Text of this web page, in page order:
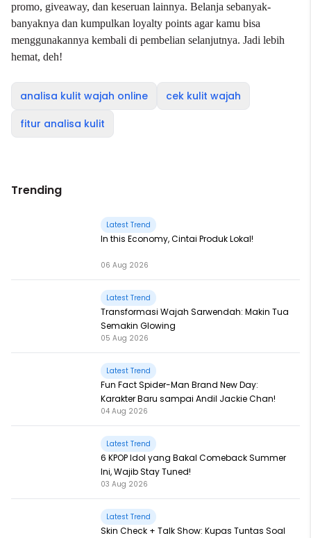
promo, giveaway, dan keseruan lainnya. Belanja sebanyak-
banyaknya dan kumpulkan loyalty points agar kamu bisa
menggunakannya kembali di pembelian selanjutnya. Jadi lebih
hemat, deh!
analisa kulit wajah online
cek kulit wajah
fitur analisa kulit
Trending
Latest Trend
In this Economy, Cintai Produk Lokal!
06 Aug 2026
Latest Trend
Transformasi Wajah Sarwendah: Makin Tua
Semakin Glowing
05 Aug 2026
Latest Trend
Fun Fact Spider-Man Brand New Day:
Karakter Baru sampai Andil Jackie Chan!
04 Aug 2026
Latest Trend
6 KPOP Idol yang Bakal Comeback Summer
Ini, Wajib Stay Tuned!
03 Aug 2026
Latest Trend
Skin Check + Talk Show: Kupas Tuntas Soal